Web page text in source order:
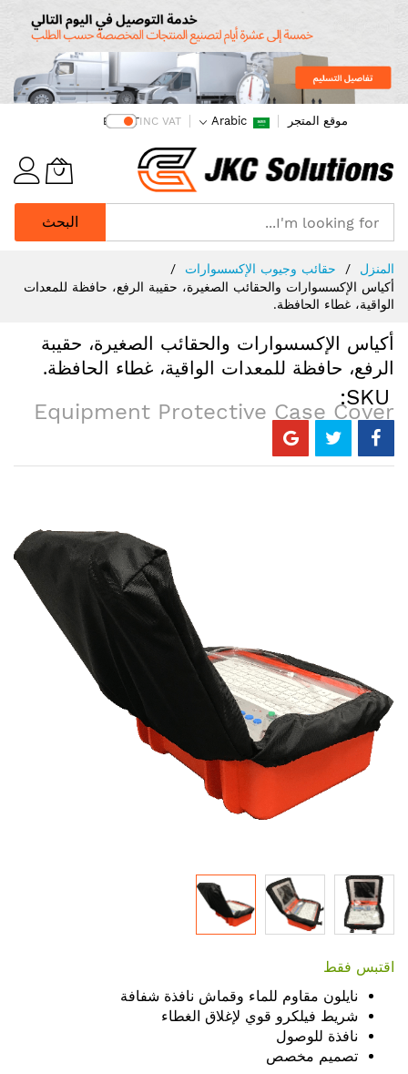
موقع المتجر Arabic
INC VAT
EX VAT
البحث
Skip
Content
المنزل
حقائب وجيوب الإكسسوارات
أكياس الإكسسوارات والحقائب الصغيرة، حقيبة الرفع، حافظة للمعدات
الواقية، غطاء الحافظة.
أكياس الإكسسوارات والحقائب الصغيرة، حقيبة
الرفع، حافظة للمعدات الواقية، غطاء الحافظة.
SKU
Equipment Protective Case Cover
to
beginning
the
images
اقتبس فقط
نايلون مقاوم للماء وقماش نافذة شفافة
شريط فيلكرو قوي لإغلاق الغطاء
نافذة للوصول
تصميم مخصص